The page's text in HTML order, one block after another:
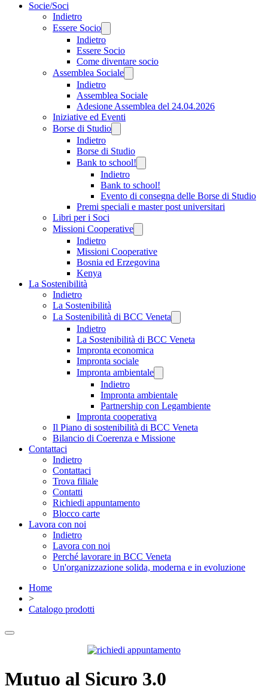
Socie/Soci
Indietro
Essere Socio
Indietro
Essere Socio
Come diventare socio
Assemblea Sociale
Indietro
Assemblea Sociale
Adesione Assemblea del 24.04.2026
Iniziative ed Eventi
Borse di Studio
Indietro
Borse di Studio
Bank to school!
Indietro
Bank to school!
Evento di consegna delle Borse di Studio
Premi speciali e master post universitari
Libri per i Soci
Missioni Cooperative
Indietro
Missioni Cooperative
Bosnia ed Erzegovina
Kenya
La Sostenibilità
Indietro
La Sostenibilità
La Sostenibilità di BCC Veneta
Indietro
La Sostenibilità di BCC Veneta
Impronta economica
Impronta sociale
Impronta ambientale
Indietro
Impronta ambientale
Partnership con Legambiente
Impronta cooperativa
Il Piano di sostenibilità di BCC Veneta
Bilancio di Coerenza e Missione
Contattaci
Indietro
Contattaci
Trova filiale
Contatti
Richiedi appuntamento
Blocco carte
Lavora con noi
Indietro
Lavora con noi
Perché lavorare in BCC Veneta
Un'organizzazione solida, moderna e in evoluzione
Home
>
Catalogo prodotti
Mutuo al Sicuro 3.0